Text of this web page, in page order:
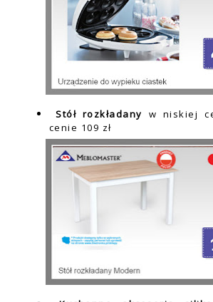
Stół rozkładany w niskiej
cenie 109 zł